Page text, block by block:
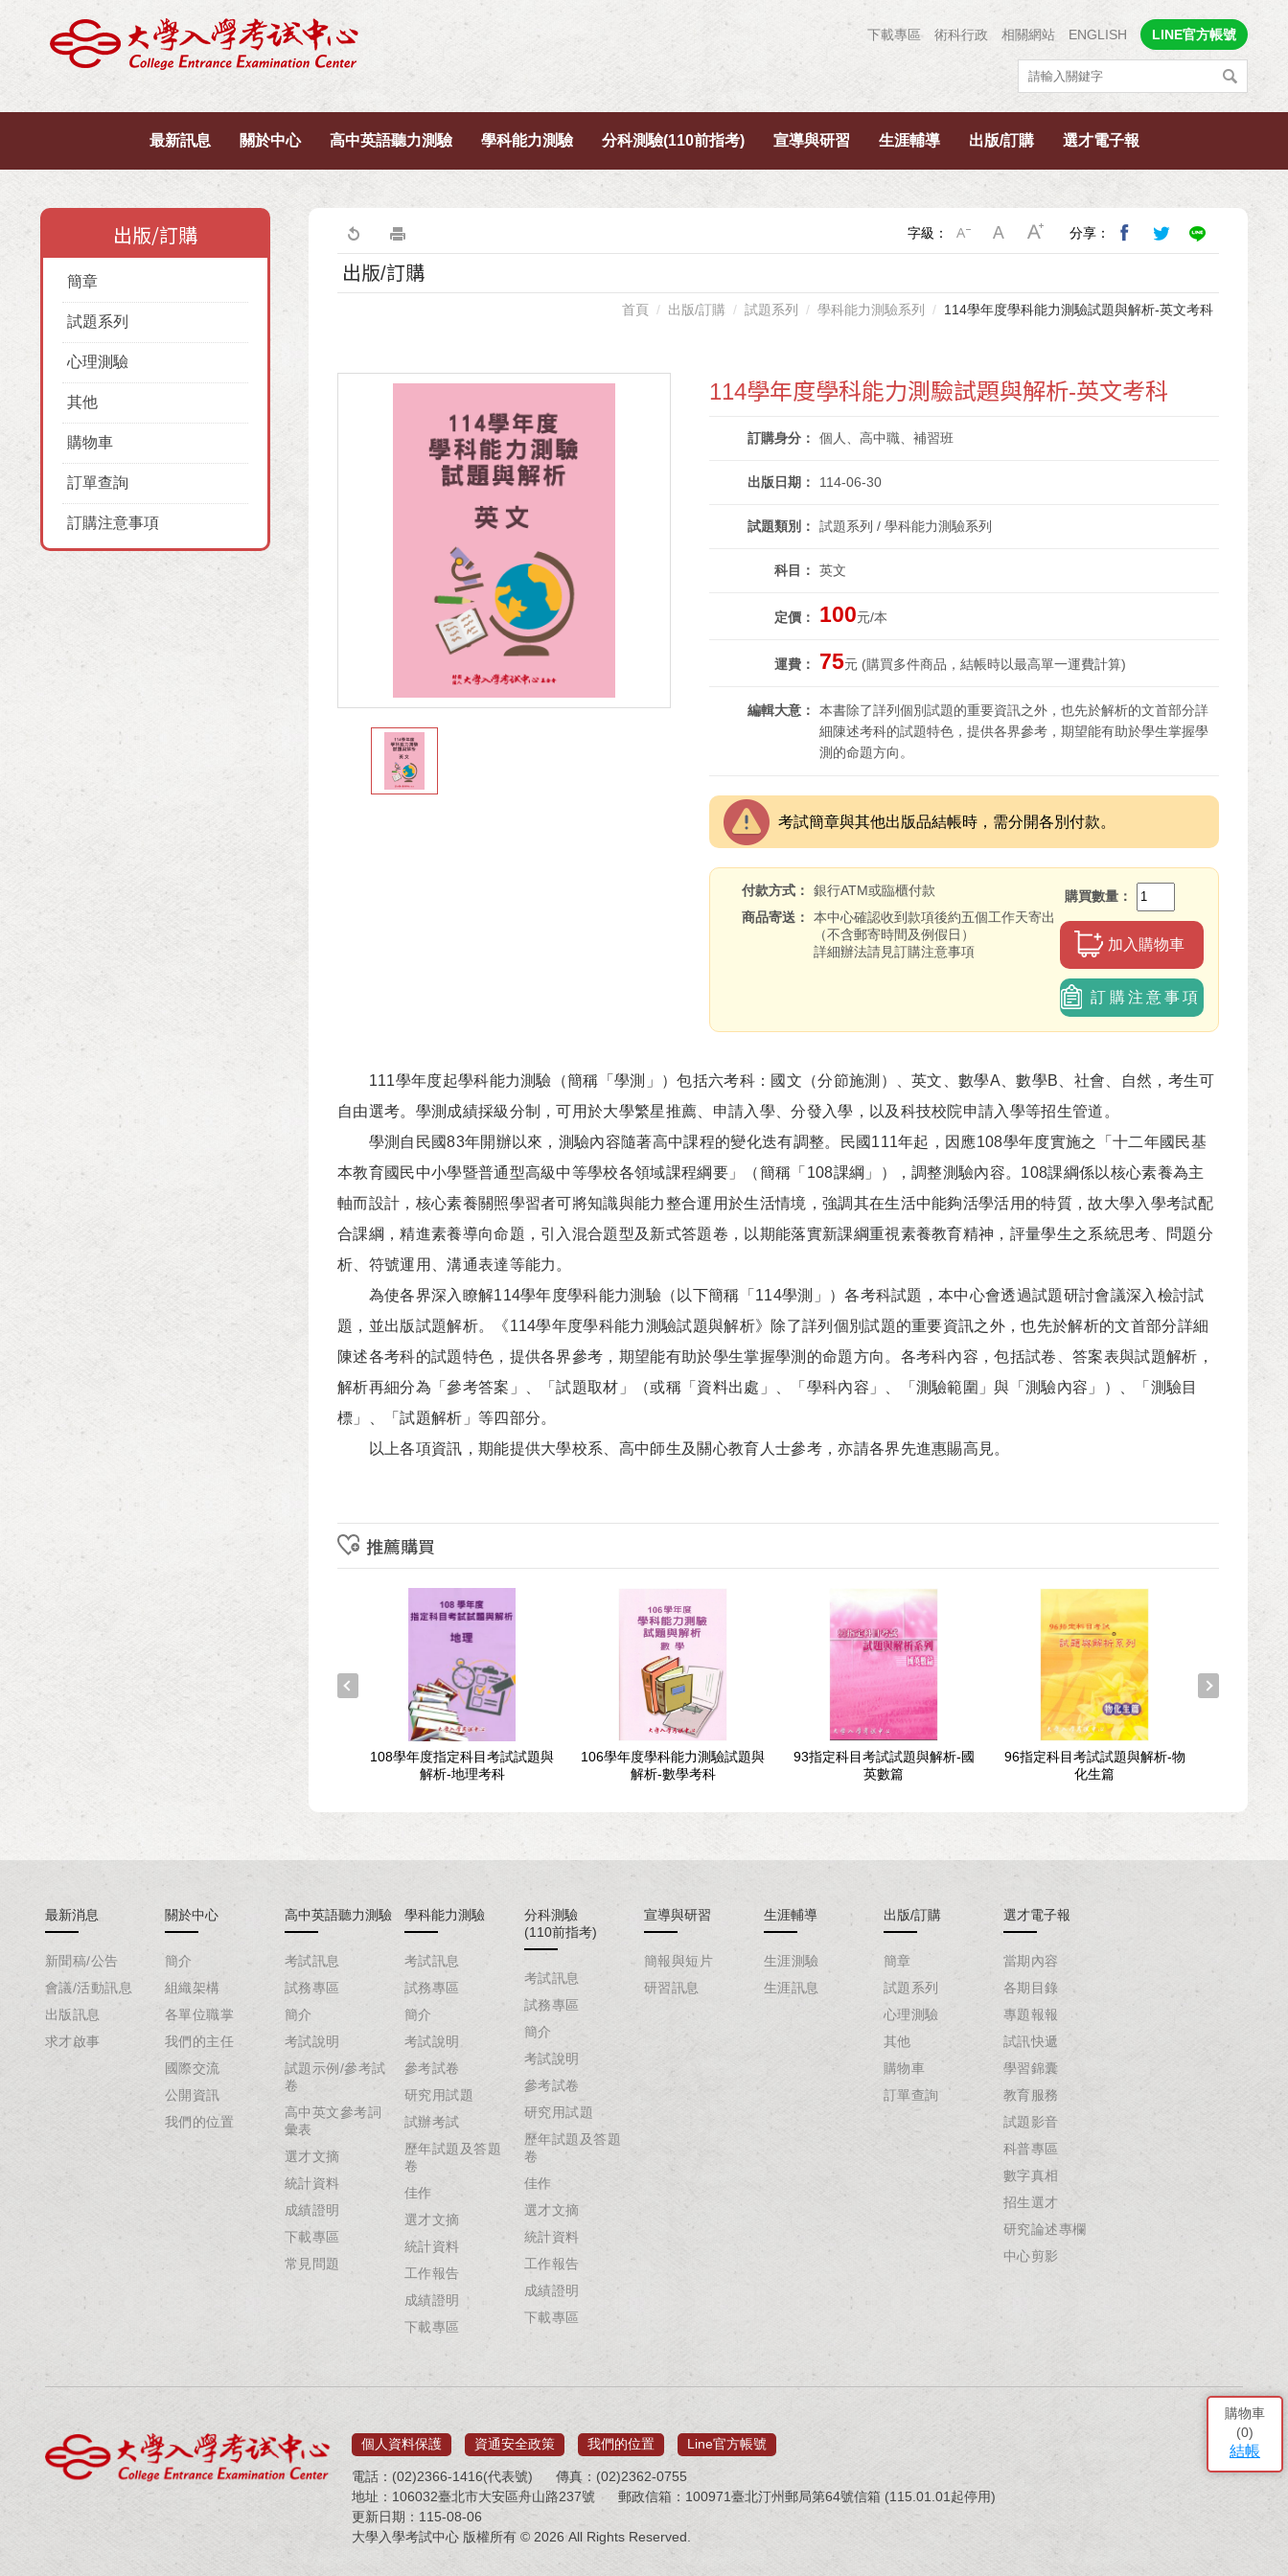
下載專區 術科行政 相關網站 ENGLISH LINE官方帳號
最新訊息 關於中心 高中英語聽力測驗 學科能力測驗 分科測驗(110前指考) 宣導與研習 生涯輔導 出版/訂購 選才電子報
出版/訂購
簡章
試題系列
心理測驗
其他
購物車
訂單查詢
訂購注意事項
字級： 分享：
出版/訂購
首頁 出版/訂購 試題系列 學科能力測驗系列 114學年度學科能力測驗試題與解析-英文考科
114學年度學科能力測驗試題與解析-英文考科
訂購身分 個人、高中職、補習班
出版日期 114-06-30
試題類別 試題系列 / 學科能力測驗系列
科目 英文
定價 100元/本
運費 75元 (購買多件商品，結帳時以最高單一運費計算)
編輯大意
本書除了詳列個別試題的重要資訊之外，也先於解析的文首部分詳
細陳述考科的試題特色，提供各界參考，期望能有助於學生掌握學
測的命題方向。
考試簡章與其他出版品結帳時，需分開各別付款。
付款方式
銀行ATM或臨櫃付款
商品寄送
本中心確認收到款項後約五個工作天寄出
（不含郵寄時間及例假日）
詳細辦法請見訂購注意事項
購買數量
加入購物車
訂購注意事項
111學年度起學科能力測驗（簡稱「學測」）包括六考科：國文（分節施測）、英文、數學A、數學B、社會、自然，考生可
自由選考。學測成績採級分制，可用於大學繁星推薦、申請入學、分發入學，以及科技校院申請入學等招生管道。
學測自民國83年開辦以來，測驗內容隨著高中課程的變化迭有調整。民國111年起，因應108學年度實施之「十二年國民基
本教育國民中小學暨普通型高級中等學校各領域課程綱要」（簡稱「108課綱」），調整測驗內容。108課綱係以核心素養為主
軸而設計，核心素養關照學習者可將知識與能力整合運用於生活情境，強調其在生活中能夠活學活用的特質，故大學入學考試配
合課綱，精進素養導向命題，引入混合題型及新式答題卷，以期能落實新課綱重視素養教育精神，評量學生之系統思考、問題分
析、符號運用、溝通表達等能力。
為使各界深入瞭解114學年度學科能力測驗（以下簡稱「114學測」）各考科試題，本中心會透過試題研討會議深入檢討試
題，並出版試題解析。《114學年度學科能力測驗試題與解析》除了詳列個別試題的重要資訊之外，也先於解析的文首部分詳細
陳述各考科的試題特色，提供各界參考，期望能有助於學生掌握學測的命題方向。各考科內容，包括試卷、答案表與試題解析，
解析再細分為「參考答案」、「試題取材」（或稱「資料出處」、「學科內容」、「測驗範圍」與「測驗內容」）、「測驗目
標」、「試題解析」等四部分。
以上各項資訊，期能提供大學校系、高中師生及關心教育人士參考，亦請各界先進惠賜高見。
推薦購買
析-地理考科
108學年度指定科目考試試題與
解析-地理考科
106學年度學科能力測驗試題與
解析-數學考科
93指定科目考試試題與解析-國
英數篇
96指定科目考試試題與解析-物
化生篇
購物車
(0)
結帳
最新消息
新聞稿/公告
會議/活動訊息
出版訊息
求才啟事
關於中心
簡介
組織架構
各單位職掌
我們的主任
國際交流
公開資訊
我們的位置
高中英語聽力測驗
考試訊息
試務專區
簡介
考試說明
試題示例/參考試
卷
高中英文參考詞
彙表
選才文摘
統計資料
成績證明
下載專區
常見問題
學科能力測驗
考試訊息
試務專區
簡介
考試說明
參考試卷
研究用試題
試辦考試
歷年試題及答題
卷
佳作
選才文摘
統計資料
工作報告
成績證明
下載專區
分科測驗
(110前指考)
考試訊息
試務專區
簡介
考試說明
參考試卷
研究用試題
歷年試題及答題
卷
佳作
選才文摘
統計資料
工作報告
成績證明
下載專區
宣導與研習
簡報與短片
研習訊息
生涯輔導
生涯測驗
生涯訊息
出版/訂購
簡章
試題系列
心理測驗
其他
購物車
訂單查詢
選才電子報
當期內容
各期目錄
專題報報
試訊快遞
學習錦囊
教育服務
試題影音
科普專區
數字真相
招生選才
研究論述專欄
中心剪影
個人資料保護 資通安全政策 我們的位置 Line官方帳號
電話：(02)2366-1416(代表號)
傳真：(02)2362-0755
地址：106032臺北市大安區舟山路237號
郵政信箱：100971臺北汀州郵局第64號信箱 (115.01.01起停用)
更新日期：115-08-06
大學入學考試中心 版權所有 © 2026 All Rights Reserved.